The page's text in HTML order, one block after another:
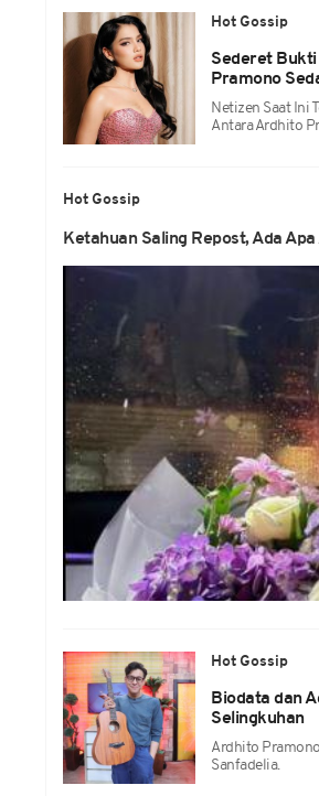
Hot Gossip
Sederet
Pramono
Netizen Saat Ini
Antara Ardhito
Hot Gossip
Ketahuan Saling Repost, Ada
Hot Gossip
Biodata dan
Selingkuhan
Ardhito
Sanfadelia.